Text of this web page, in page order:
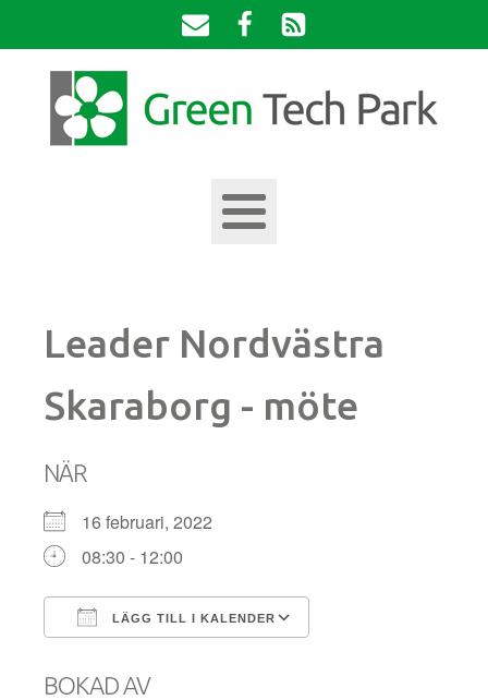
Leader Nordvästra
Skaraborg - möte
NÄR
16 februari, 2022
08:30 - 12:00
LÄGG TILL I KALENDER
BOKAD AV